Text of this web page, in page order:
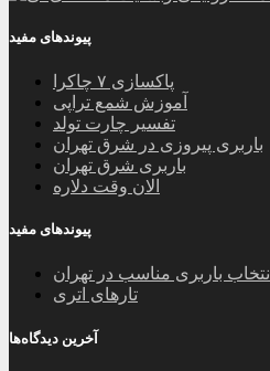
پیوندهای مفید
پاکسازی ۷ چاکرا
آموزش شمع تراپی
تفسیر چارت تولد
باربری پیروزی در شرق تهران
باربری شرق تهران
الان وقت دلاره
پیوندهای مفید
انتخاب باربری مناسب در تهران
تارهای اتری
آخرین دیدگاه‌ها